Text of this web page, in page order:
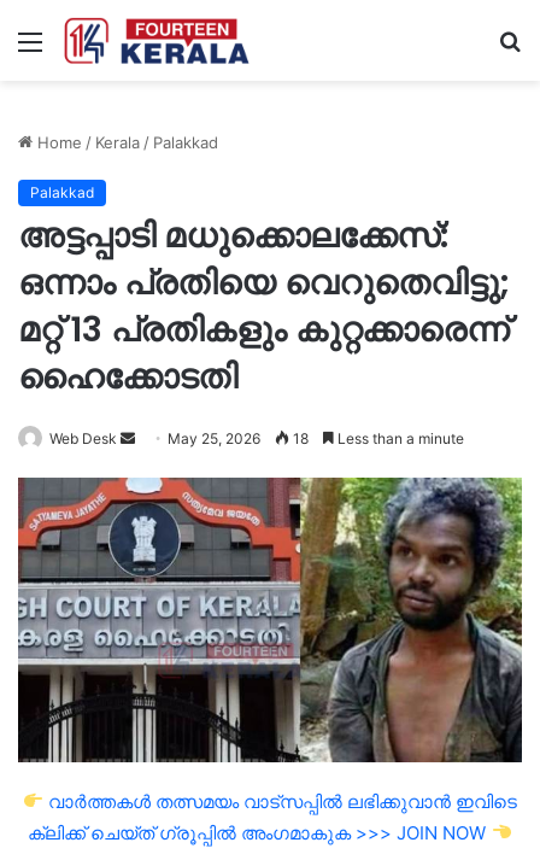
Menu
Home / Kerala/ Palakkad
Palakkad
അട്ടപ്പാടി മധുക്കൊലക്കേസ്:
ഒന്നാം പ്രതിയെ വെറുതെവിട്ടു;
മറ്റ് 13 പ്രതികളും കുറ്റക്കാരെന്ന്
ഹൈക്കോടതി
Web Desk
Send
email
May 25, 2026 18 Less than a minute
വാർത്തകൾ തത്സമയം വാട്സപ്പിൽ ലഭിക്കുവാൻ ഇവിടെ
ക്ലിക്ക് ചെയ്ത് ഗ്രൂപ്പിൽ അംഗമാകുക >>> JOIN NOW